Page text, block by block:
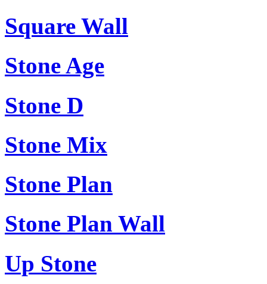
Square Wall
Stone Age
Stone D
Stone Mix
Stone Plan
Stone Plan Wall
Up Stone